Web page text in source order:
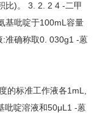
比)。 3. 2. 2 4 -二甲
基吡啶于100mL容量
:准确称取0. 030g1 -蒽
的标准工作液各1mL,
吡啶溶液和50μL1 -蒽